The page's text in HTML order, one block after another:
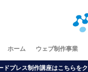
ホーム ウェブ制作事業
クリック▶